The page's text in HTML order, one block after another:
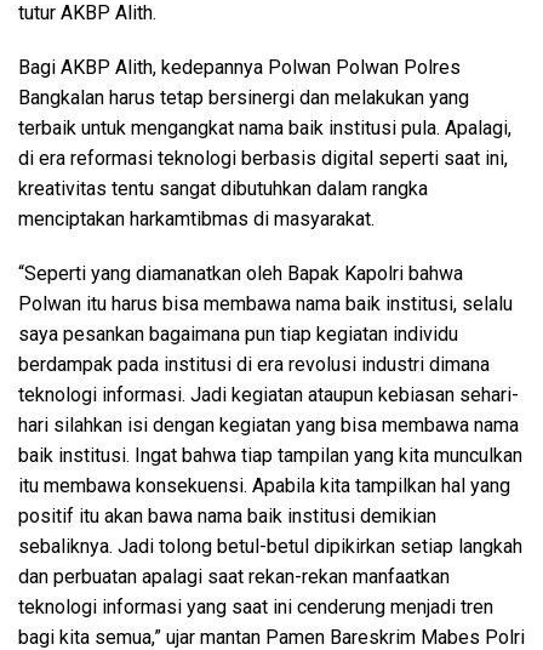
tutur AKBP Alith.
Bagi AKBP Alith, kedepannya Polwan Polwan Polres
Bangkalan harus tetap bersinergi dan melakukan yang
terbaik untuk mengangkat nama baik institusi pula. Apalagi,
di era reformasi teknologi berbasis digital seperti saat ini,
kreativitas tentu sangat dibutuhkan dalam rangka
menciptakan harkamtibmas di masyarakat.
“Seperti yang diamanatkan oleh Bapak Kapolri bahwa
Polwan itu harus bisa membawa nama baik institusi, selalu
saya pesankan bagaimana pun tiap kegiatan individu
berdampak pada institusi di era revolusi industri dimana
teknologi informasi. Jadi kegiatan ataupun kebiasan sehari-
hari silahkan isi dengan kegiatan yang bisa membawa nama
baik institusi. Ingat bahwa tiap tampilan yang kita munculkan
itu membawa konsekuensi. Apabila kita tampilkan hal yang
positif itu akan bawa nama baik institusi demikian
sebaliknya. Jadi tolong betul-betul dipikirkan setiap langkah
dan perbuatan apalagi saat rekan-rekan manfaatkan
teknologi informasi yang saat ini cenderung menjadi tren
bagi kita semua,” ujar mantan Pamen Bareskrim Mabes Polri